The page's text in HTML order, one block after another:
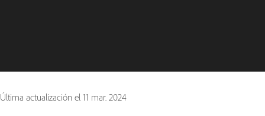
Última actualización el 11 mar. 2024